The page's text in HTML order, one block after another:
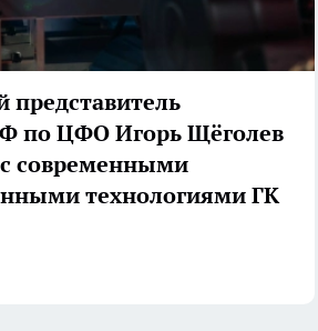
по ЦФО Игорь Щёголев
современными
технологиями ГК